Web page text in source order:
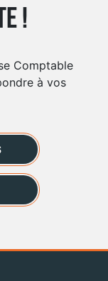
!
Comptable
à vos